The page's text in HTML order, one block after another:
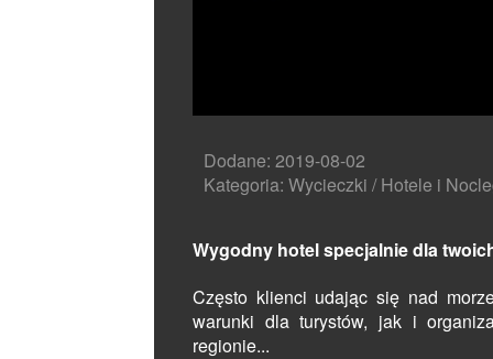
Dodane: 2019-08-02
Kategoria: Wycieczki / Hotele i
Wygodny hotel specjalnie dla
Często klienci udając się nad
warunki dla turystów, jak i
regionie...